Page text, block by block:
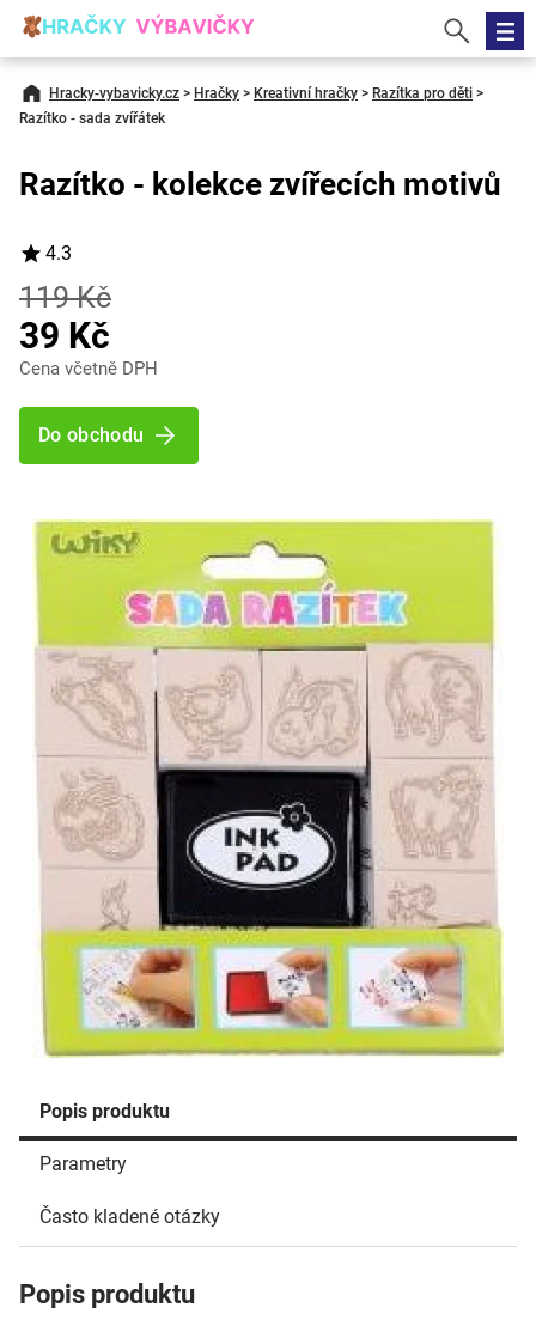
Hracky-vybavicky.cz > Hračky > Kreativní hračky > Razítka pro děti >
Razítko - sada zvířátek
Popis produktu
Parametry
Často kladené otázky
Popis produktu
Razítko - kolekce zvířecích motivů
4.3
119 Kč
39 Kč
Cena včetně DPH
Do obchodu